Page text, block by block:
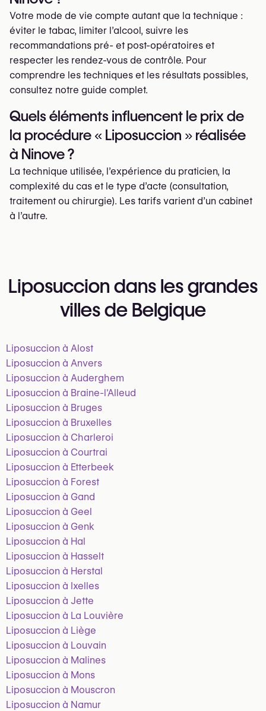
Votre mode de vie compte autant que la technique :
éviter le tabac, limiter l’alcool, suivre les
recommandations pré- et post-opératoires et
respecter les rendez-vous de contrôle. Pour
comprendre les techniques et les résultats possibles,
consultez notre guide complet.
Quels éléments influencent le prix de
la procédure « Liposuccion » réalisée
à Ninove ?
La technique utilisée, l’expérience du praticien, la
complexité du cas et le type d’acte (consultation,
traitement ou chirurgie). Les tarifs varient d’un cabinet
à l’autre.
Liposuccion dans les grandes
villes de Belgique
Liposuccion à Alost
Liposuccion à Anvers
Liposuccion à Auderghem
Liposuccion à Braine-l'Alleud
Liposuccion à Bruges
Liposuccion à Bruxelles
Liposuccion à Charleroi
Liposuccion à Courtrai
Liposuccion à Etterbeek
Liposuccion à Forest
Liposuccion à Gand
Liposuccion à Geel
Liposuccion à Genk
Liposuccion à Hal
Liposuccion à Hasselt
Liposuccion à Herstal
Liposuccion à Ixelles
Liposuccion à Jette
Liposuccion à La Louvière
Liposuccion à Liège
Liposuccion à Louvain
Liposuccion à Malines
Liposuccion à Mons
Liposuccion à Mouscron
Liposuccion à Namur